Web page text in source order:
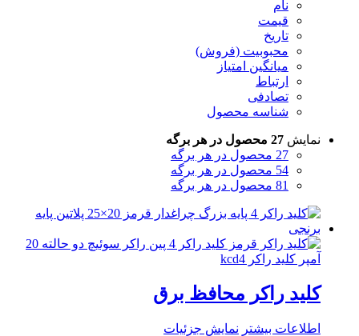
نام
قیمت
تاریخ
محبوبیت (فروش)
میانگین امتیاز
ارتباط
تصادفی
شناسه محصول
نمایش 27 محصول در هر برگه
27 محصول در هر برگه
54 محصول در هر برگه
81 محصول در هر برگه
کلید راکر محافظ برق
اطلاعات بیشتر نمایش جزئیات